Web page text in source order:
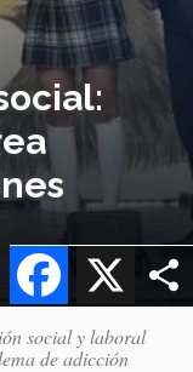
X
Facebook
social y laboral
de adicción